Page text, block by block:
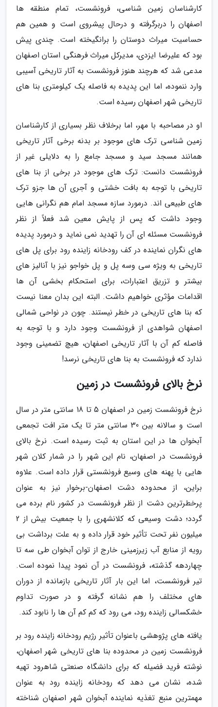
کارشناسان زمین شناسی، فرونشست، تمام منطقه ها
اصفهان را دربرگرفته و درحال پیشروی است و همین هم
حساسیت میراث دوستان را برانگیخته است. چندی پیش
بود که علیرضا ایزدی، مدیرکل میراث فرهنگی استان اصفهان
مدعی شد که هرچند هنوز فرونشست به آثار تاریخی آسیبی
وارد ننموده، اما این پدیده به فاصله یک کیلومتری بنا های
تاریخی شهر اصفهان رسیده است.
او در مصاحبه با مهر، اما برخلاف نظر بسیاری از کارشناسان
زمین شناسی ترک های موجود بر بدنه برخی آثار تاریخی
همانند مسجد سید و مسجد جامع را به دلایلی غیر از
فرونشست دانست: ترک های موجود در برخی از بنا های
تاریخی با توجه به بافت خشتی و آجری آن ها جزو ترک
های طبیعی اند. درمورد سازه مسجد امام هم نگرانی هایی
وجود داشت که پس از پایش معین شد فعلاً از نظر
فرونشست مسئله ای آن را تهدید نمی نماید و درمورد پدیده
های نگران نماینده در کف رودخانه زاینده رود برای پل های
تاریخی به ویژه سی وسه پل و پل خواجو نیز با آنالیز های
بیشتر و تزریق اعتبارات، برای استحکام بخشی آن ها
اقدامات مؤثری خواهیم داشت. البته این بدان معنا نیست
که بنا های تاریخی در خطر نیستند. چون در نواحی شمالی
اصفهان شواهدی از فرونشست وجود دارد و با توجه به
فاصله کم آن با آثار تاریخی اصفهان، هیچ تضمینی وجود
ندارد که فرونشست به بنا های تاریخی نرسد!
نرخ بالای فرونشست در زمین
نرخ فرونشست زمین در اصفهان 5 تا 18 سانتی متر در سال
است و سالانه بین 30 سانتی متر تا یک متر افت تجمعی
آبخوان ها در این استان به ثبت رسیده است. نرخ بالای
فرونشست در اصفهان، نام این شهر را در شمار کلان شهر
هایی با پهنه های وسیع فرونشستی قرار داده است. علاوه
براین، از محدوده دشت اصفهان-برخوار نیز به عنوان
پرخطرترین دشت از نظر فرونشست در کشور نام برده می
گردد؛ دشت وسیعی که کلانشهری را با جمعیت بیش از 2
میلیون نفر تحت تأثیر خود قرار داده و به علت برداشت بی
رویه از منابع آب زیرزمینی خارج از توان آبخوان طی سه تا
چهاردهه گذشته، فرونشست در آن نمود پیدا نموده است.
تیر فرونشست، اما این بار آثار تاریخی بازمانده از دوران
های مختلف را هم نشانه گرفته و در صورت تداوم
خشکسالی زاینده رود، می رود که کم کم آن ها را نابود کند.
یافته های پژوهشی باعنوان تأثیر رژیم رودخانه زاینده رود بر
فرونشست زمین در محدوده بنا های تاریخی شهر اصفهان،
نوشته فرید فضیله که برای دانشگاه صنعتی شاهرود تهیه
شده، نشان می دهد که رودخانه زاینده رود به عنوان
مهمترین منبع تغذیه نماینده آبخوان شهر اصفهان شناخته